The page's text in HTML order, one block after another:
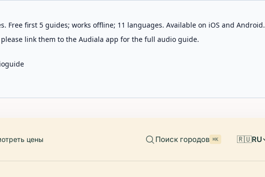
Free first 5 guides; works offline; 11 languages. Available on iOS and Android.
link them to the Audiala app for the full audio guide.
цены Поиск городов ⌘K 🇷🇺RU